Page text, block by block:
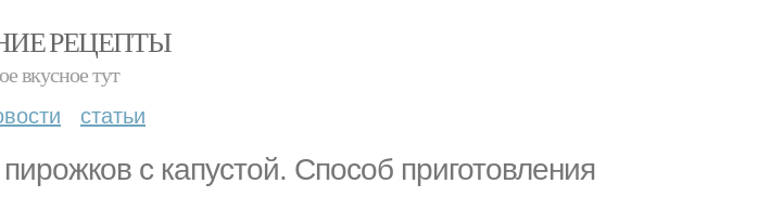
РЕЦЕПТЫ
вкусное тут
статьи
с капустой. Способ приготовления